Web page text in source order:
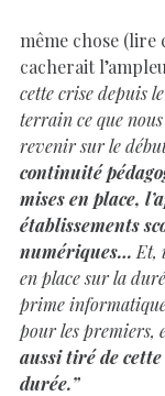
même chose (lire
cacherait
cette crise depuis
terrain ce que
revenir sur le
continuité
mises en place,
établissements
numériques… Et,
en place sur la
prime
pour les premiers,
aussi tiré de
durée.”